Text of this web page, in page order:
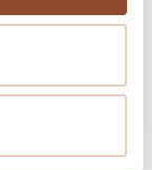
de
van